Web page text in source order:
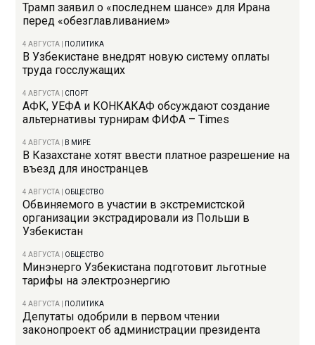
Трамп заявил о «последнем шансе» для Ирана
перед «обезглавливанием»
4 АВГУСТА ПОЛИТИКА
В Узбекистане внедрят новую систему оплаты
труда госслужащих
4 АВГУСТА СПОРТ
АФК, УЕФА и КОНКАКАФ обсуждают создание
альтернативы турнирам ФИФА – Times
4 АВГУСТА В МИРЕ
В Казахстане хотят ввести платное разрешение на
въезд для иностранцев
4 АВГУСТА ОБЩЕСТВО
Обвиняемого в участии в экстремистской
организации экстрадировали из Польши в
Узбекистан
4 АВГУСТА ОБЩЕСТВО
Минэнерго Узбекистана подготовит льготные
тарифы на электроэнергию
4 АВГУСТА ПОЛИТИКА
Депутаты одобрили в первом чтении
законопроект об администрации президента